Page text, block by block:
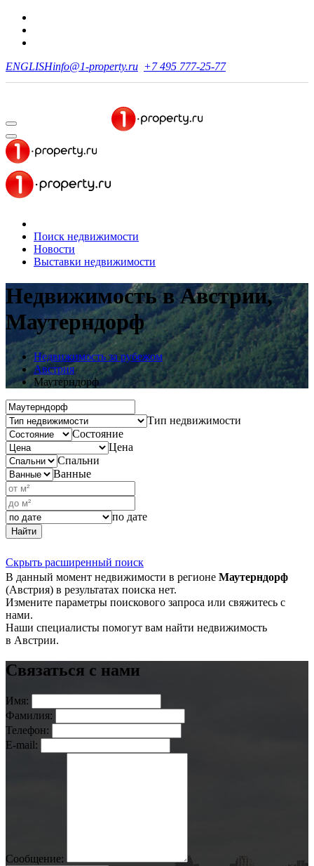
ENGLISHinfo@1-property.ru +7 495 777-25-77
Поиск недвижимости
Новости
Выставки недвижимости
Недвижимость в Австрии,
Маутерндорф
Недвижимость за рубежом
Австрия
Маутерндорф
Тип недвижимости
Состояние
Цена
Спальни
Ванные
по дате
Найти
Скрыть расширенный поиск
В данный момент недвижимости в регионе Маутерндорф
(Австрия) в результатах поиска нет.
Измените параметры поискового запроса или свяжитесь с
нами.
Наши специалисты помогут вам найти недвижимость
в Австрии.
Связаться с нами
Имя:
Фамилия:
Телефон:
E-mail:
Сообщение: